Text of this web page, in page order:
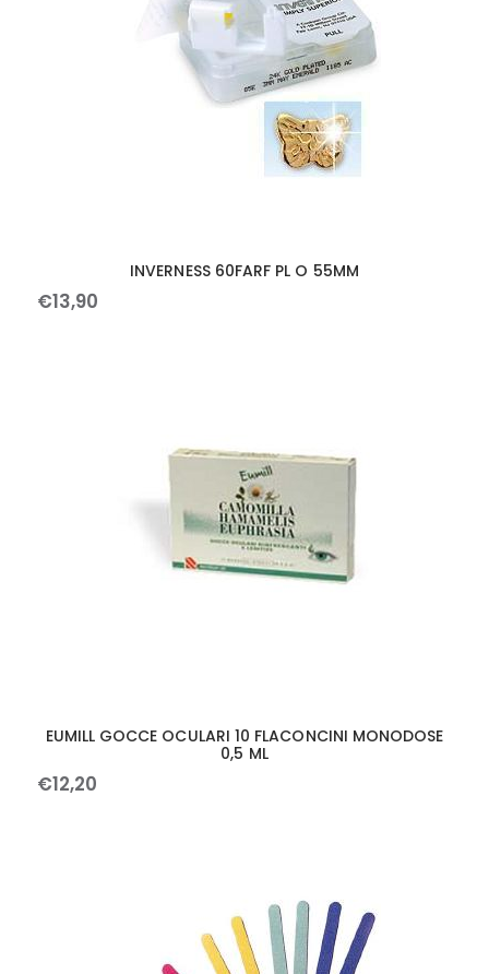
INVERNESS 60FARF PL O 55MM
€13,90
EUMILL GOCCE OCULARI 10 FLACONCINI MONODOSE
0,5 ML
€12,20